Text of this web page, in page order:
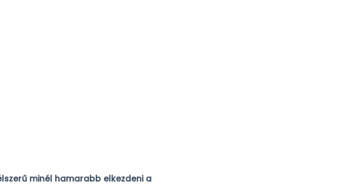
minél hamarabb elkezdeni a